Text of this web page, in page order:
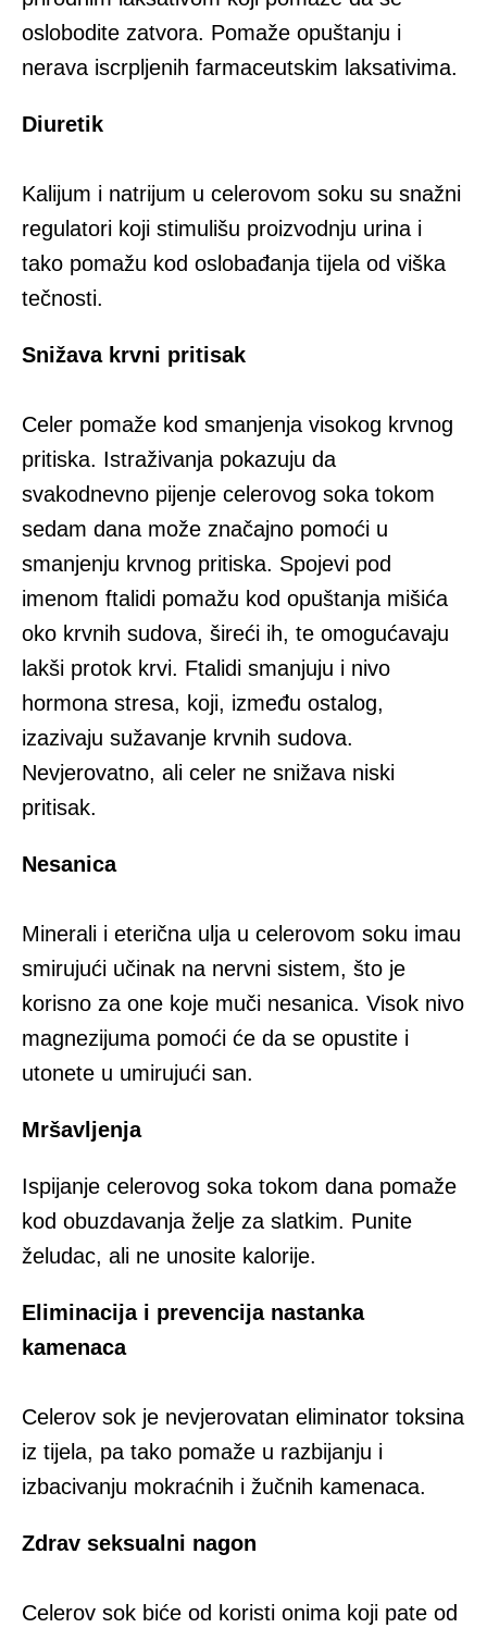
oslobodite zatvora. Pomaže opuštanju i
nerava iscrpljenih farmaceutskim laksativima.
Diuretik
Kalijum i natrijum u celerovom soku su snažni
regulatori koji stimulišu proizvodnju urina i
tako pomažu kod oslobađanja tijela od viška
tečnosti.
Snižava krvni pritisak
Celer pomaže kod smanjenja visokog krvnog
pritiska. Istraživanja pokazuju da
svakodnevno pijenje celerovog soka tokom
sedam dana može značajno pomoći u
smanjenju krvnog pritiska. Spojevi pod
imenom ftalidi pomažu kod opuštanja mišića
oko krvnih sudova, šireći ih, te omogućavaju
lakši protok krvi. Ftalidi smanjuju i nivo
hormona stresa, koji, između ostalog,
izazivaju sužavanje krvnih sudova.
Nevjerovatno, ali celer ne snižava niski
pritisak.
Nesanica
Minerali i eterična ulja u celerovom soku imau
smirujući učinak na nervni sistem, što je
korisno za one koje muči nesanica. Visok nivo
magnezijuma pomoći će da se opustite i
utonete u umirujući san.
Mršavljenja
Ispijanje celerovog soka tokom dana pomaže
kod obuzdavanja želje za slatkim. Punite
želudac, ali ne unosite kalorije.
Eliminacija i prevencija nastanka
kamenaca
Celerov sok je nevjerovatan eliminator toksina
iz tijela, pa tako pomaže u razbijanju i
izbacivanju mokraćnih i žučnih kamenaca.
Zdrav seksualni nagon
Celerov sok biće od koristi onima koji pate od